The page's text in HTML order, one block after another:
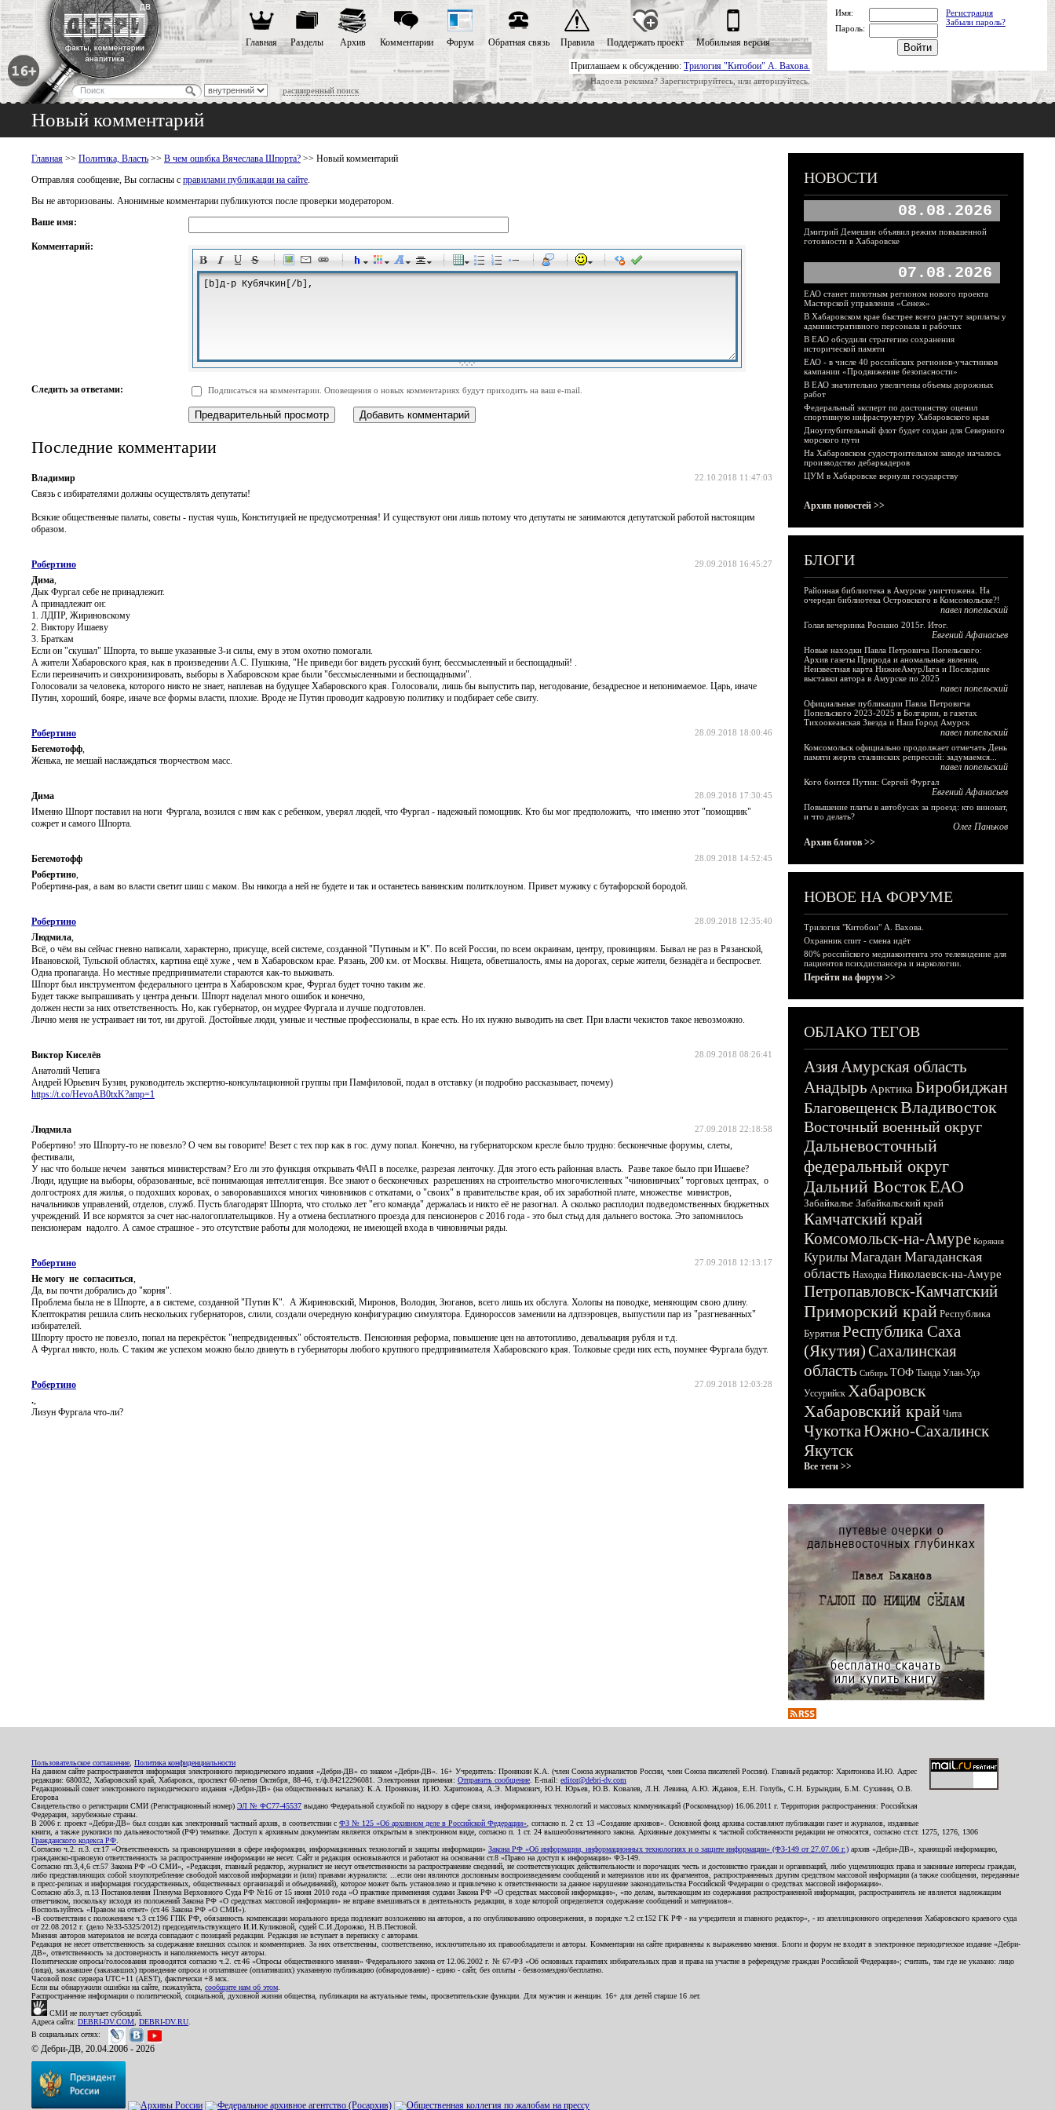
Приглашаем к обсуждению: Трилогия "Китобои" А. Вахова.
Надоела реклама? Зарегистрируйтесь, или авторизуйтесь.
расширенный поиск
Главная Разделы Архив Комментарии Форум Обратная связь Правила Поддержать проект Мобильная версия
Имя:
Регистрация
Забыли пароль?
Пароль:
Новый комментарий
Главная >> Политика, Власть >> В чем ошибка Вячеслава Шпорта? >> Новый комментарий
Отправляя сообщение, Вы согласны с правилами публикации на сайте.
Вы не авторизованы. Анонимные комментарии публикуются после проверки модератором.
Ваше имя:
Комментарий:
-
-
-
-
-
-
-
-
-
-
-
-
-
-
-
-
-
-
-
-
-
-
-
-
-
-
-
-
Следить за ответами: Подписаться на комментарии. Оповещения о новых комментариях будут приходить на ваш e-mail.
Последние комментарии
22.10.2018 11:47:03
Владимир
Связь с избирателями должны осуществлять депутаты!
Всякие общественные палаты, советы - пустая чушь, Конституцией не предусмотренная! И существуют они лишь потому что депутаты не занимаются депутатской работой настоящим
образом.
29.09.2018 16:45:27
Робертино
Дима
Дык Фургал себе не принадлежит.
А принадлежит он:
1. ЛДПР, Жириновскому
2. Виктору Ишаеву
3. Браткам
Если он "скушал" Шпорта, то выше указанные 3-и силы, ему в этом охотно помогали.
А жители Хабаровского края, как в произведении А.С. Пушкина, "Не приведи бог видеть русский бунт, бессмысленный и беспощадный! .
Если переиначить и синхронизировать, выборы в Хабаровском крае были "бессмысленными и беспощадными".
Голосовали за человека, которого никто не знает, наплевав на будущее Хабаровского края. Голосовали, лишь бы выпустить пар, негодование, безадресное и непонимаемое. Царь, иначе
Путин, хороший, бояре, иначе все формы власти, плохие. Вроде не Путин проводит кадровую политику и подбирает себе свиту.
28.09.2018 18:00:46
Робертино
Бегемотофф
Женька, не мешай наслаждаться творчеством масс.
28.09.2018 17:30:45
Дима
Именно Шпорт поставил на ноги Фургала, возился с ним как с ребенком, уверял людей, что Фургал - надежный помощник. Кто бы мог предположить, что именно этот "помощник"
сожрет и самого Шпорта.
28.09.2018 14:52:45
Бегемотофф
Робертино
Робертина-рая, а вам во власти светит шиш с маком. Вы никогда а ней не будете и так и останетесь ванинским политклоуном. Привет мужику с бутафорской бородой.
28.09.2018 12:35:40
Робертино
Людмила
Всё, о чём вы сейчас гневно написали, характерно, присуще, всей системе, созданной "Путиным и К". По всей России, по всем окраинам, центру, провинциям. Бывал не раз в Рязанской,
Ивановской, Тульской областях, картина ещё хуже , чем в Хабаровском крае. Рязань, 200 км. от Москвы. Нищета, обветшалость, ямы на дорогах, серые жители, безнадёга и беспросвет.
Одна пропаганда. Но местные предприниматели стараются как-то выживать.
Шпорт был инструментом федерального центра в Хабаровском крае, Фургал будет точно таким же.
Будет также выпрашивать у центра деньги. Шпорт наделал много ошибок и конечно,
должен нести за них ответственность. Но, как губернатор, он мудрее Фургала и лучше подготовлен.
Лично меня не устраивает ни тот, ни другой. Достойные люди, умные и честные профессионалы, в крае есть. Но их нужно выводить на свет. При власти чекистов такое невозможно.
28.09.2018 08:26:41
Виктор Киселёв
Анатолий Чепига
Андрей Юрьевич Бузин, руководитель экспертно-консультационной группы при Памфиловой, подал в отставку (и подробно рассказывает, почему)
https://t.co/HevoAB0txK?amp=1
27.09.2018 22:18:58
Людмила
Робертино! это Шпорту-то не повезло? О чем вы говорите! Везет с тех пор как в гос. думу попал. Конечно, на губернаторском кресле было трудно: бесконечные форумы, слеты,
фестивали,
У нас что больше нечем заняться министерствам? Его ли это функция открывать ФАП в поселке, разрезая ленточку. Для этого есть районная власть. Разве такое было при Ишаеве?
Люди, идущие на выборы, образованные, всё понимающая интеллигенция. Все знают о бесконечных разрешениях на строительство многочисленных "чиновничьих" торговых центрах, о
долгостроях для жилья, о подохших коровах, о заворовавшихся многих чиновников с откатами, о "своих" в правительстве края, об их заработной плате, множестве министров,
начальников управлений, отделов, служб. Пусть благодарят Шпорта, что столько лет "его команда" держалась и никто её не разогнал. А сколько расплодил подведомственных бюджетных
учреждений. И все кормятся за счет нас-налогоплательщиков. Ну а отмена бесплатного проезда для пенсионеров с 2016 года - это был стыд для дальнего востока. Это запомнилось
пенсионерам надолго. А самое страшное - это отсутствие работы для молодежи, не имеющей входа в чиновничьи ряды.
27.09.2018 12:13:17
Робертино
Не могу не согласиться
Да, вы почти добрались до "корня".
Проблема была не в Шпорте, а в системе, созданной "Путин К". А Жириновский, Миронов, Володин, Зюганов, всего лишь их обслуга. Холопы на поводке, меняющим свою длину.
Клептократия решила слить нескольких губернаторов, слили, создали очередную конфигурацию симулятора. Единороссов заменили на лдпээровцев, выпустили пар из "разгневанных"
избирателей.
Шпорту просто не повезло, попал на перекрёсток "непредвиденных" обстоятельств. Пенсионная реформа, повышение цен на автотопливо, девальвация рубля и т.д.
А Фургал никто, ноль. С таким же успехом можно было двинуть в губернаторы любого крупного предпринимателя Хабаровского края. Толковые среди них есть, поумнее Фургала будут.
27.09.2018 12:03:28
Робертино
.
Лизун Фургала что-ли?
НОВОСТИ
08.08.2026
Дмитрий Демешин объявил режим повышенной
готовности в Хабаровске
07.08.2026
ЕАО станет пилотным регионом нового проекта
Мастерской управления «Сенеж»
В Хабаровском крае быстрее всего растут зарплаты у
административного персонала и рабочих
В ЕАО обсудили стратегию сохранения
исторической памяти
ЕАО - в числе 40 российских регионов-участников
кампании «Продвижение безопасности»
В ЕАО значительно увеличены объемы дорожных
работ
Федеральный эксперт по достоинству оценил
спортивную инфраструктуру Хабаровского края
Дноуглубительный флот будет создан для Северного
морского пути
На Хабаровском судостроительном заводе началось
производство дебаркадеров
ЦУМ в Хабаровске вернули государству
Архив новостей >>
БЛОГИ
Районная библиотека в Амурске уничтожена. На
очереди библиотека Островского в Комсомольске?!
павел попельский
Голая вечеринка Роснано 2015г. Итог.
Евгений Афанасьев
Новые находки Павла Петровича Попельского:
Архив газеты Природа и аномальные явления,
Неизвестная карта НижнеАмурЛага и Последние
выставки автора в Амурске по 2025
павел попельский
Официальные публикации Павла Петровича
Попельского 2023-2025 в Болгарии, в газетах
Тихоокеанская Звезда и Наш Город Амурск
павел попельский
Комсомольск официально продолжает отмечать День
памяти жертв сталинских репрессий: задумаемся...
павел попельский
Кого боится Путин: Сергей Фургал
Евгений Афанасьев
Повышение платы в автобусах за проезд: кто виноват,
и что делать?
Олег Паньков
Архив блогов >>
НОВОЕ НА ФОРУМЕ
Трилогия "Китобои" А. Вахова.
Охранник спит - смена идёт
80% российского медиаконтента это телевидение для
пациентов психдиспансера и наркологии.
Перейти на форум >>
ОБЛАКО ТЕГОВ
АзияАмурская область
Анадырь Арктика Биробиджан
БлаговещенскВладивосток
Восточный военный округ
Дальневосточный
федеральный округ
Дальний ВостокЕАО
Забайкалье Забайкальский край
Камчатский край
Комсомольск-на-Амуре Корякия
КурилыМагадан Магаданская
область Находка Николаевск-на-Амуре
Петропавловск-Камчатский
Приморский край Республика
Бурятия Республика Саха
(Якутия)Сахалинская
область Сибирь ТОФ Тында Улан-Удэ
Уссурийск Хабаровск
Хабаровский край Чита
ЧукоткаЮжно-Сахалинск
Якутск
Все теги >>
Пользовательское соглашение Политика конфиденциальности
На данном сайте распространяется информация электронного периодического издания «Дебри-ДВ» со знаком «Дебри-ДВ». 16+ Учредитель: Пронякин К.А. (член Союза журналистов России, член Союза писателей России). Главный редактор: Харитонова И.Ю. Адрес
редакции: 680032, Хабаровский край, Хабаровск, проспект 60-летия Октября, 88-46, т./ф.84212296081. Электронная приемная: Отправить сообщение . E-mail: editor@debri-dv.com
Редакционный совет электронного периодического издания «Дебри-ДВ» (на общественных началах): К.А. Пронякин, И.Ю. Харитонова, А.Э. Мирмович, Ю.Н. Юрьев, Ю.В. Ковалев, Л.Н. Левина, А.Ю. Жданов, Е.Н. Голубь, С.Н. Бурындин, Б.М. Сухинин, О.В.
Егорова
Свидетельство о регистрации СМИ (Регистрационный номер) ЭЛ № ФС77-45537 выдано Федеральной службой по надзору в сфере связи, информационных технологий и массовых коммуникаций (Роскомнадзор) 16.06.2011 г. Территория распространения: Российская
Федерация, зарубежные страны.
В 2006 г. проект «Дебри-ДВ» был создан как электронный частный архив, в соответствии с ФЗ № 125 «Об архивном деле в Российской Федерации» , согласно п. 2 ст. 13 «Создание архивов». Основной фонд архива составляют публикации газет и журналов, изданные
книги, а также рукописи по дальневосточной (РФ) тематике. Доступ к архивным документам является открытым в электронном виде, согласно п. 1 ст. 24 вышеобозначенного закона. Архивные документы к частной собственности редакции не относятся, согласно ст.ст. 1275, 1276, 1306
Гражданского кодекса РФ
Согласно ч.2. п.3. ст.17 «Ответственность за правонарушения в сфере информации, информационных технологий и защиты информации» Закона РФ «Об информации, информационных технологиях и о защите информации» (ФЗ-149 от 27.07.06 г.) архив «Дебри-ДВ», хранящий информацию,
гражданско-правовую ответственность за распространение информации не несет. Сайт и редакция основываются и работают на основании ст.8 «Право на доступ к информации» ФЗ-149.
Согласно пп.3,4,6 ст.57 Закона РФ «О СМИ», «Редакция, главный редактор, журналист не несут ответственности за распространение сведений, не соответствующих действительности и порочащих честь и достоинство граждан и организаций, либо ущемляющих права и законные интересы граждан,
либо представляющих собой злоупотребление свободой массовой информации и (или) правами журналиста: ...если они являются дословным воспроизведением сообщений и материалов или их фрагментов, распространенных другим средством массовой информации (а также сообщения, переданные
в пресс-релизах и информация государственных, общественных организаций и объединений), которое может быть установлено и привлечено к ответственности за данное нарушение законодательства Российской Федерации о средствах массовой информации».
Согласно абз.3, п.13 Постановления Пленума Верховного Суда РФ №16 от 15 июня 2010 года «О практике применения судами Закона РФ «О средствах массовой информации», «по делам, вытекающим из содержания распространенной информации, распространитель не является надлежащим
ответчиком, поскольку исходя из положений Закона РФ «О средствах массовой информации» не вправе вмешиваться в деятельность редакции, в ходе которой определяется содержание сообщений и материалов».
Воспользуйтесь «Правом на ответ» (ст.46 Закона РФ «О СМИ»).
«В соответствии с положением ч.3 ст.196 ГПК РФ, обязанность компенсации морального вреда подлежит возложению на авторов, а по опубликованию опровержения, в порядке ч.2 ст.152 ГК РФ - на учредителя и главного редактор», - из апелляционного определения Хабаровского краевого суда
от 22.08.2012 г. (дело №33-5325/2012) председательствующего И.И.Куликовой, судей С.И.Дорожко, Н.В.Пестовой.
Мнения авторов материалов не всегда совпадают с позицией редакции. Редакция не вступает в переписку с авторами.
Редакция не несет ответственность за содержание внешних ссылок и комментариев. За них ответственны, соответственно, исключительно их правообладатели и авторы. Комментарии на сайте приравнены к выражению мнения. Блоги и форум не входят в электронное периодическое издание «Дебри-
ДВ», ответственность за достоверность и наполняемость несут авторы.
Политические опросы/голосования проводятся согласно ч.2. ст.46 «Опросы общественного мнения» Федерального закона от 12.06.2002 г. № 67-ФЗ «Об основных гарантиях избирательных прав и права на участие в референдуме граждан Российской Федерации»; считать, там где не указано: лицо
(лица), заказавшее (заказавших) проведение опроса и оплатившее (оплативших) указанную публикацию (обнародование) - едино - сайт, без оплаты - безвозмездно/бесплатно.
Часовой пояс сервера UTC+11 (AEST), фактически +8 мск.
Если вы обнаружили ошибки на сайте, пожалуйста, сообщите нам об этом
Распространение информации о политической, социальной, духовной жизни общества, публикации на актуальные темы, просветительские функции. Для мужчин и женщин. 16+ для детей старше 16 лет.
СМИ не получает субсидий.
Адреса сайта: DEBRI-DV.COM DEBRI-DV.RU
В социальных сетях:
© Дебри-ДВ, 20.04.2006 - 2026